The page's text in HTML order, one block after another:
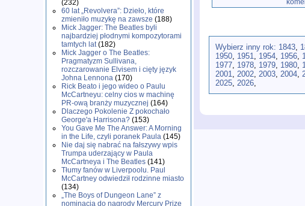
(232)
60 lat „Revolvera”: Dzieło, które
zmieniło muzykę na zawsze (188)
Mick Jagger: The Beatles byli
najbardziej płodnymi kompozytorami
tamtych lat(182)
Mick Jagger o The Beatles:
Pragmatyzm Sullivana,
rozczarowanie Elvisem i cięty język
Johna Lennona (170)
Rick Beato i jego wideo o Paulu
McCartneyu: celny cios w machinę
PR-ową branży muzycznej (164)
Dlaczego Pokolenie Z pokochało
George'a Harrisona? (153)
You Gave Me The Answer: A Morning
in the Life, czyli poranek Paula (145)
Nie daj się nabrać na fałszywy wpis
Trumpa uderzający w Paula
McCartneya i The Beatles (141)
Tłumy fanów w Liverpoolu. Paul
McCartney odwiedził rodzinne miasto
(134)
„The Boys of Dungeon Lane” z
nominacją do nagrody Mercury Prize
Wybierz inny rok: 1843,
1950, 1951, 1954, 1956,
1977, 1978, 1979, 1980,
2001, 2002, 2003, 2004,
2025, 2026,